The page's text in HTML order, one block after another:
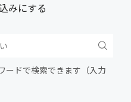
みにする
ードで検索できます（入力